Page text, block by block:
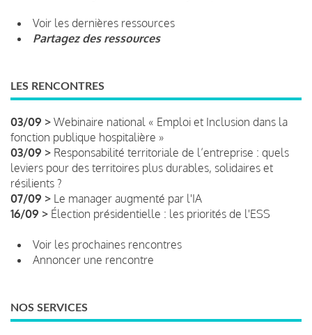
Voir les dernières ressources
Partagez des ressources
LES RENCONTRES
03/09 > Webinaire national « Emploi et Inclusion dans la
fonction publique hospitalière »
03/09 > Responsabilité territoriale de l’entreprise : quels
leviers pour des territoires plus durables, solidaires et
résilients ?
07/09 > Le manager augmenté par l'IA
16/09 > Élection présidentielle : les priorités de l'ESS
Voir les prochaines rencontres
Annoncer une rencontre
NOS SERVICES